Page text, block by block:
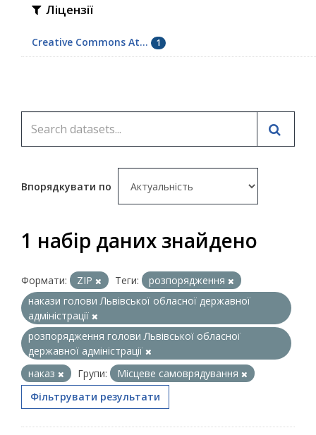
Ліцензії
Creative Commons At... 1
Впорядкувати по
1 набір даних знайдено
Формати: ZIP Теги:
розпорядження
накази голови Львівської обласної державної
адміністрації
розпорядження голови Львівської обласної
державної адміністрації
наказ
Групи:
Місцеве самоврядування
Фільтрувати результати